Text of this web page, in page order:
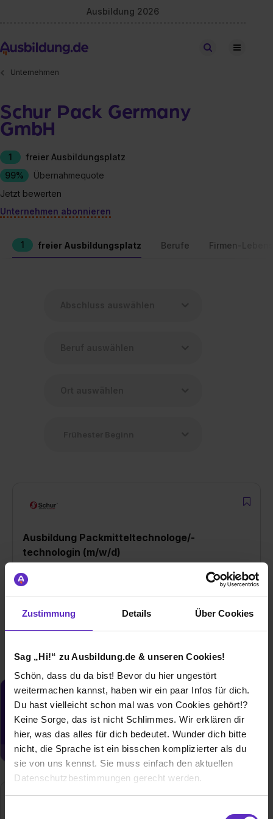
Zustimmung Details Über Cookies
Sag „Hi!“ zu Ausbildung.de & unseren Cookies!
Schön, dass du da bist! Bevor du hier ungestört
weitermachen kannst, haben wir ein paar Infos für dich.
Du hast vielleicht schon mal was von Cookies gehört!?
Keine Sorge, das ist nicht Schlimmes. Wir erklären dir
hier, was das alles für dich bedeutet. Wunder dich bitte
nicht, die Sprache ist ein bisschen komplizierter als du
sie von uns kennst. Sie muss einfach den aktuellen
Datenschutzbestimmungen gerecht werden.
Ausbildung 2026
Stellen finden
Unternehmen
Schur Pack Germany
GmbH
1
freier Ausbildungsplatz
99%
Übernahmequote
Jetzt bewerten
Unternehmen abonnieren
1 freier Ausbildungsplatz Berufe Firmen-
Ausbildung Packmitteltechnologe/-
technologin (m/w/d)
01.08.2026
1 freier Platz
Du möchtest neue Stellen automatisch
zugeschickt bekommen?
Jetzt aktivieren